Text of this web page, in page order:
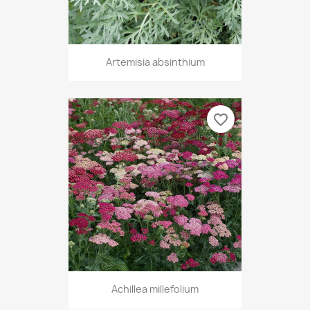
Artemisia absinthium
Achillea millefolium
favorite_border